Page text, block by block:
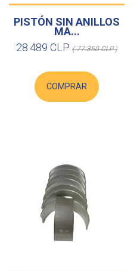
PISTÓN SIN ANILLOS
MA...
28.489 CLP ( 77.350 CLP )
COMPRAR